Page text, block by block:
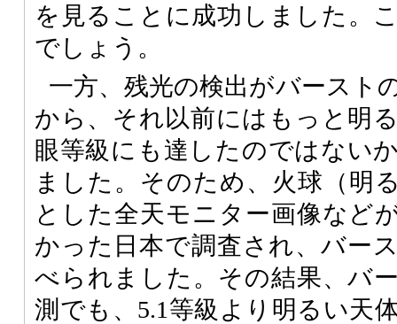
を見ることに成功しました。
でしょう。
一方、残光の検出がバースト
から、それ以前にはもっと明
眼等級にも達したのではない
ました。そのため、火球（明
とした全天モニター画像など
かった日本で調査され、バー
べられました。その結果、バ
測でも、5.1等級より明るい天